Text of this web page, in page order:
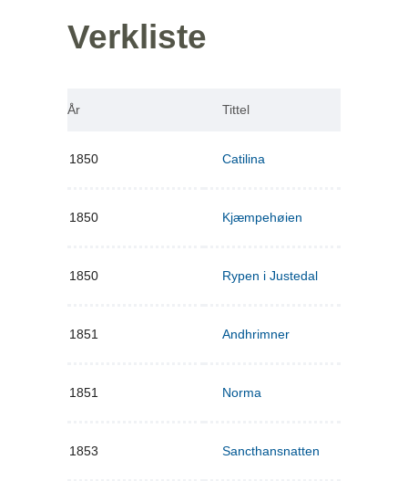
Verkliste
År Tittel
1850 Catilina
1850 Kjæmpehøien
1850 Rypen i Justedal
1851 Andhrimner
1851 Norma
1853 Sancthansnatten